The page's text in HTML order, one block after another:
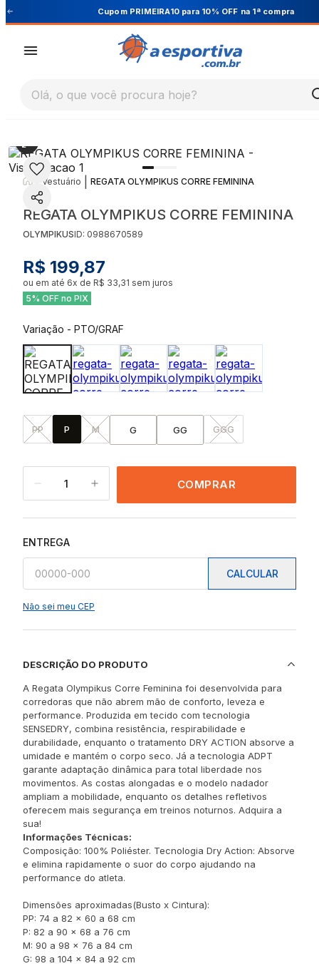
Cupom PRIMEIRA10 para 10% OFF na 1ª compra
Olá, o que você procura hoje?
Vestuário REGATA OLYMPIKUS CORRE FEMININA
REGATA OLYMPIKUS CORRE FEMININA
OLYMPIKUSID: 0988670589
R$ 199,87
ou em até 6x de R$ 33,31 sem juros
5% OFF no PIX
Variação - PTO/GRAF
PP P M G GG GGG
1 COMPRAR
ENTREGA
CALCULAR
Não sei meu CEP
DESCRIÇÃO DO PRODUTO
A Regata Olympikus Corre Feminina foi desenvolvida para
corredoras que não abrem mão de conforto, leveza e
performance. Produzida em tecido com tecnologia
SENSEDRY, combina resistência, respirabilidade e
durabilidade, enquanto o tratamento DRY ACTION absorve a
umidade e mantém o corpo seco. Já a tecnologia ADPT
garante adaptação dinâmica para total liberdade nos
movimentos. As costas alongadas e o modelo nadador
ampliam a mobilidade, enquanto os detalhes refletivos
oferecem mais segurança em treinos noturnos. Adquira a
sua!
Informações Técnicas:
Composição: 100% Poliéster. Tecnologia Dry Action: Absorve
e elimina rapidamente o suor do corpo ajudando na
performance do atleta.
Dimensões aproximadas(Busto x Cintura):
PP: 74 a 82 x 60 a 68 cm
P: 82 a 90 x 68 a 76 cm
M: 90 a 98 x 76 a 84 cm
G: 98 a 104 x 84 a 92 cm